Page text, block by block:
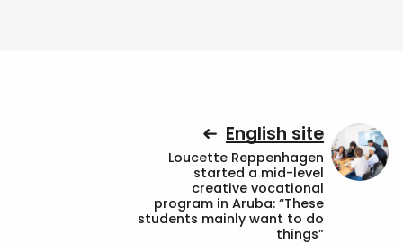
English site
Loucette Reppenhagen
started a mid-level
creative vocational
program in Aruba: “These
students mainly want to do
things”